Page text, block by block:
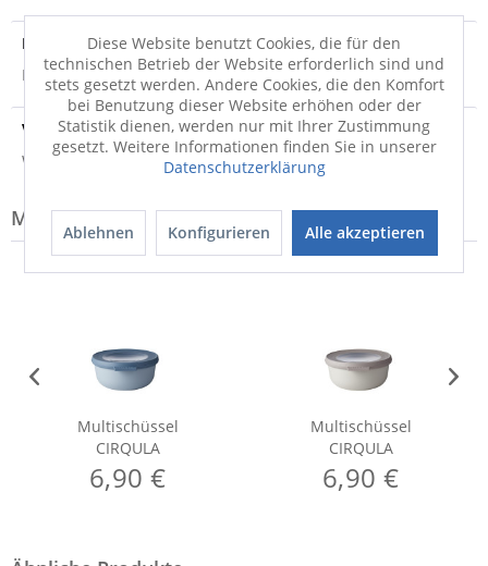
Produktsicherheit
Produktsicherheit
Versandinfo
Weitere Informationen zum Versand...
Modell-Familie: CIRQULA
Multischüssel
CIRQULA
6,90 €
Multischüssel
CIRQULA
6,90 €
Diese Website benutzt Cookies, die für den
technischen Betrieb der Website erforderlich sind und
stets gesetzt werden. Andere Cookies, die den Komfort
bei Benutzung dieser Website erhöhen oder der
Statistik dienen, werden nur mit Ihrer Zustimmung
gesetzt. Weitere Informationen finden Sie in unserer
Datenschutzerklärung
Ablehnen Konfigurieren Alle akzeptieren